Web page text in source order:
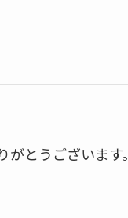
とうございます。